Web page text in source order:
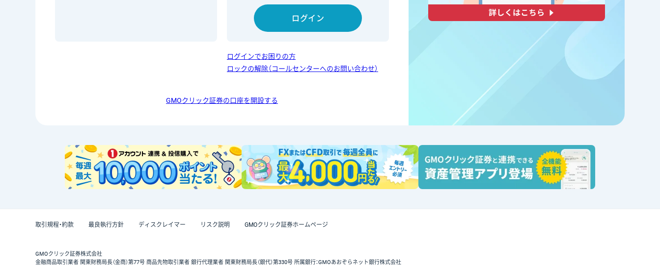
ログイン
ログインでお困りの方
ロックの解除（コールセンターへのお問い合わせ）
GMOクリック証券の口座を開設する
取引規程・約款 最良執行方針 ディスクレイマー リスク説明 GMOクリック証券ホームページ
GMOクリック証券株式会社
金融商品取引業者 関東財務局長（金商）第77号 商品先物取引業者 銀行代理業者 関東財務局長（銀代）第330号 所属銀行：GMOあおぞらネット銀行株式会社